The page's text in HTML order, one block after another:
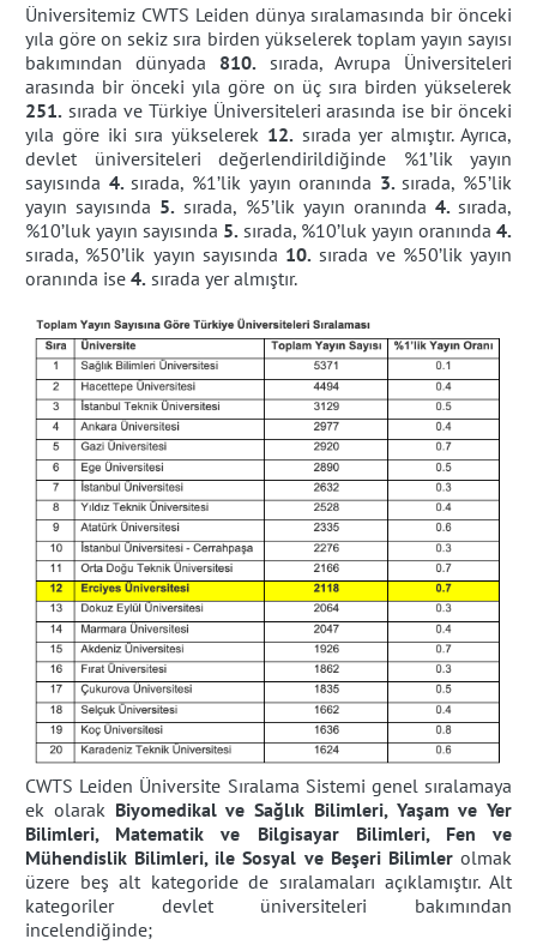
Üniversitemiz CWTS Leiden dünya sıralamasında bir önceki
yıla göre on sekiz sıra birden yükselerek toplam yayın sayısı
bakımından dünyada 810. sırada, Avrupa Üniversiteleri
arasında bir önceki yıla göre on üç sıra birden yükselerek
251. sırada ve Türkiye Üniversiteleri arasında ise bir önceki
yıla göre iki sıra yükselerek 12. sırada yer almıştır. Ayrıca,
devlet üniversiteleri değerlendirildiğinde %1’lik yayın
sayısında 4. sırada, %1’lik yayın oranında 3. sırada, %5’lik
yayın sayısında 5. sırada, %5’lik yayın oranında 4. sırada,
%10’luk yayın sayısında 5. sırada, %10’luk yayın oranında 4.
sırada, %50’lik yayın sayısında 10. sırada ve %50’lik yayın
oranında ise 4. sırada yer almıştır.
CWTS Leiden Üniversite Sıralama Sistemi genel sıralamaya
ek olarak Biyomedikal ve Sağlık Bilimleri, Yaşam ve Yer
Bilimleri, Matematik ve Bilgisayar Bilimleri, Fen ve
Mühendislik Bilimleri, ile Sosyal ve Beşeri Bilimlerolmak
üzere beş alt kategoride de sıralamaları açıklamıştır. Alt
kategoriler devlet üniversiteleri bakımından
incelendiğinde;